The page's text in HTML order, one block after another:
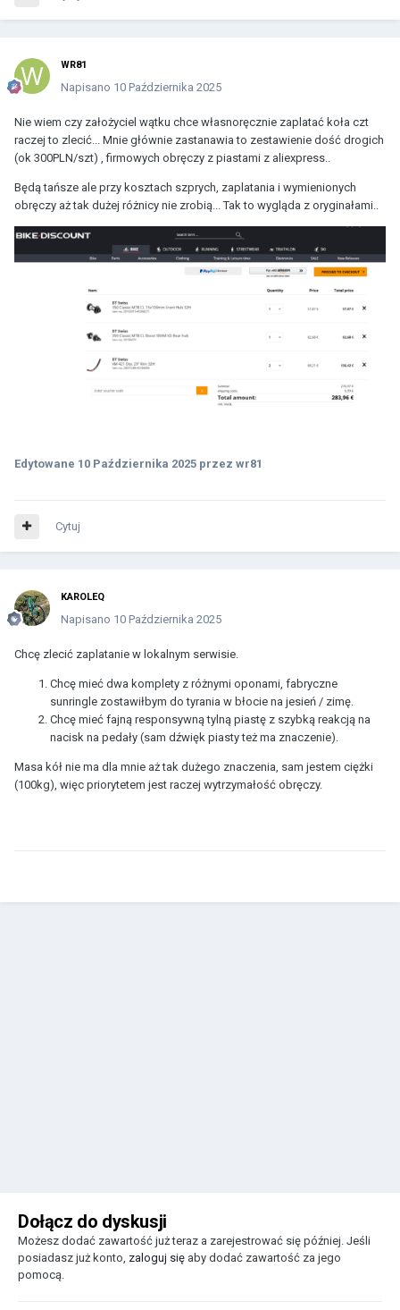
WR81
Napisano 10 Października 2025
Nie wiem czy założyciel wątku chce własnoręcznie zaplatać koła czt
raczej to zlecić... Mnie głównie zastanawia to zestawienie dość drogich
(ok 300PLN/szt) , firmowych obręczy z piastami z aliexpress..
Będą tańsze ale przy kosztach szprych, zaplatania i wymienionych
obręczy aż tak dużej różnicy nie zrobią... Tak to wygląda z oryginałami..
Edytowane 10 Października 2025 przez wr81
Cytuj
KAROLEQ
Napisano 10 Października 2025
Chcę zlecić zaplatanie w lokalnym serwisie.
Chcę mieć dwa komplety z różnymi oponami, fabryczne
sunringle zostawiłbym do tyrania w błocie na jesień / zimę.
Chcę mieć fajną responsywną tylną piastę z szybką reakcją na
nacisk na pedały (sam dźwięk piasty też ma znaczenie).
Masa kół nie ma dla mnie aż tak dużego znaczenia, sam jestem ciężki
(100kg), więc priorytetem jest raczej wytrzymałość obręczy.
Dołącz do dyskusji
Możesz dodać zawartość już teraz a zarejestrować się później. Jeśli
posiadasz już konto, zaloguj się aby dodać zawartość za jego
pomocą.